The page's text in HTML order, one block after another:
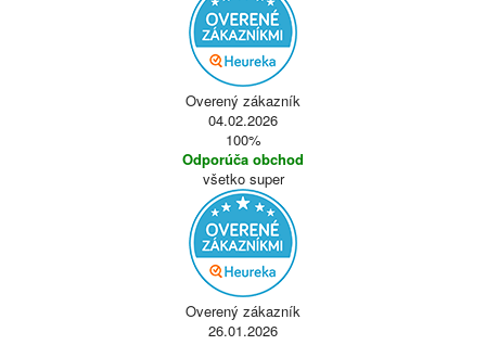
Overený zákazník
04.02.2026
100%
Odporúča obchod
všetko super
Overený zákazník
26.01.2026